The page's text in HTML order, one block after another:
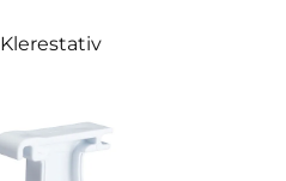
Klerestativ